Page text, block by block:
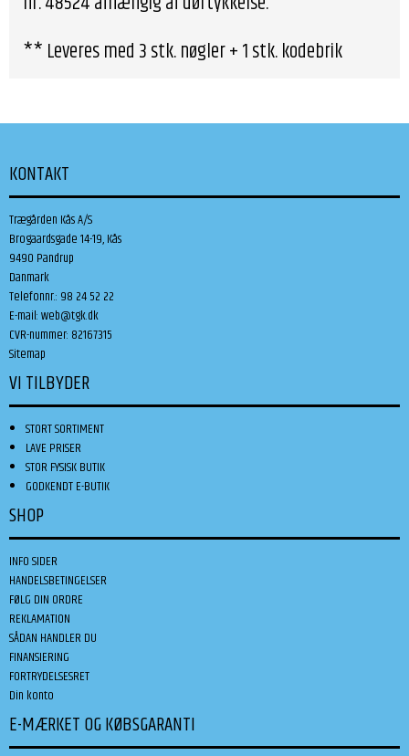
** Leveres med 3 stk. nøgler + 1 stk. kodebrik
KONTAKT
Trægården Kås A/S
Brogaardsgade 14-19, Kås
9490 Pandrup
Danmark
Telefonnr.: 98 24 52 22
E-mail:web@tgk.dk
CVR-nummer: 82167315
Sitemap
VI TILBYDER
STORT SORTIMENT
LAVE PRISER
STOR FYSISK BUTIK
GODKENDT E-BUTIK
SHOP
INFO SIDER
HANDELSBETINGELSER
FØLG DIN ORDRE
REKLAMATION
SÅDAN HANDLER DU
FINANSIERING
FORTRYDELSESRET
Din konto
E-MÆRKET OG KØBSGARANTI